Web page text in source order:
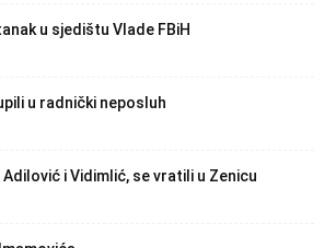
u sjedištu Vlade FBiH
u radnički neposluh
i Vidimlić, se vratili u Zenicu